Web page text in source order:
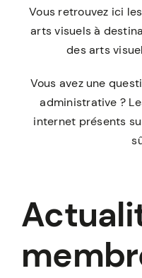
Vous retrouvez ici
arts visuels à
des arts
Vous avez une
administrative ?
internet présents